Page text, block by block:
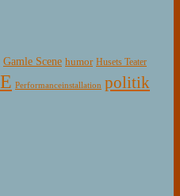
Gamle Scene humor Husets Teater
Performanceinstallation politik